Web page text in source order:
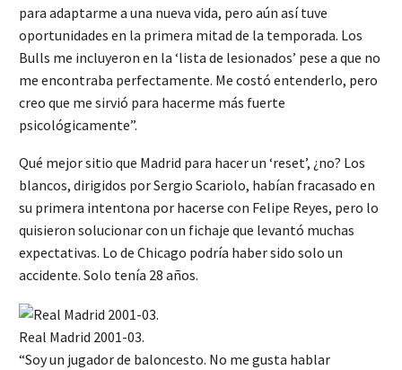
para adaptarme a una nueva vida, pero aún así tuve
oportunidades en la primera mitad de la temporada. Los
Bulls me incluyeron en la ‘lista de lesionados’ pese a que no
me encontraba perfectamente. Me costó entenderlo, pero
creo que me sirvió para hacerme más fuerte
psicológicamente”.
Qué mejor sitio que Madrid para hacer un ‘reset’, ¿no? Los
blancos, dirigidos por Sergio Scariolo, habían fracasado en
su primera intentona por hacerse con Felipe Reyes, pero lo
quisieron solucionar con un fichaje que levantó muchas
expectativas. Lo de Chicago podría haber sido solo un
accidente. Solo tenía 28 años.
Real Madrid 2001-03.
“Soy un jugador de baloncesto. No me gusta hablar